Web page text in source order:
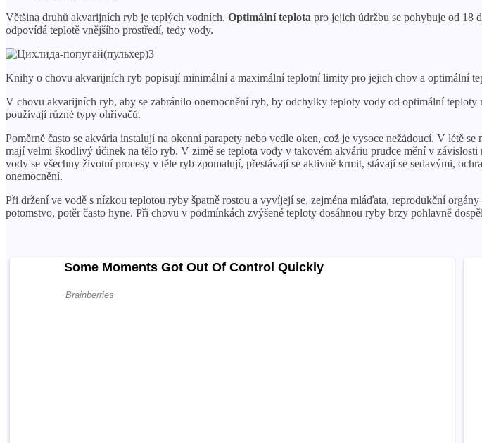
Většina druhů akvarijních ryb je teplých vodních. Optimální teplota pro jejich údržbu se pohybuje od 18
odpovídá teplotě vnějšího prostředí, tedy vody.
Knihy o chovu akvarijních ryb popisují minimální a maximální teplotní limity pro jejich chov a optimální
V chovu akvarijních ryb, aby se zabránilo onemocnění ryb, by odchylky teploty vody od optimální
používají různé typy ohřívačů.
Poměrně často se akvária instalují na okenní parapety nebo vedle oken, což je vysoce nežádoucí. V létě
mají velmi škodlivý účinek na tělo ryb. V zimě se teplota vody v takovém akváriu prudce mění v
vody se všechny životní procesy v těle ryb zpomalují, přestávají se aktivně krmit, stávají se sedavými,
onemocnění.
Při držení ve vodě s nízkou teplotou ryby špatně rostou a vyvíjejí se, zejména mláďata, reprodukční
potomstvo, potěr často hyne. Při chovu v podmínkách zvýšené teploty dosáhnou ryby brzy pohlavně